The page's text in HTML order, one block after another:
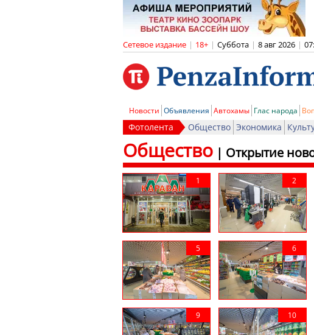
Сетевое издание | 18+ | Суббота | 8 авг 2026 |
Новости Объявления Автохамы Глас народа
Фотолента Общество Экономика
Общество | Открытие